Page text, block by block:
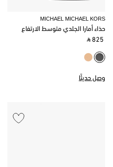
MICHAEL MICHAEL KORS
حذاء أمارا الجلدي متوسط ​​الارتفاع
‎ ⃁ 825 ‎
وصل حديثًا